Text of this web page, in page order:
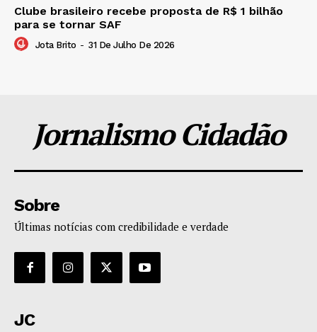
Clube brasileiro recebe proposta de R$ 1 bilhão
para se tornar SAF
Jota Brito - 31 De Julho De 2026
Jornalismo Cidadão
Sobre
Últimas notícias com credibilidade e verdade
JC